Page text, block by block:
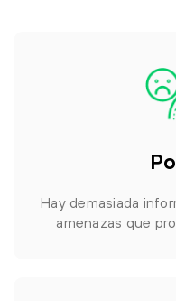
Hay demasiada
amenazas que